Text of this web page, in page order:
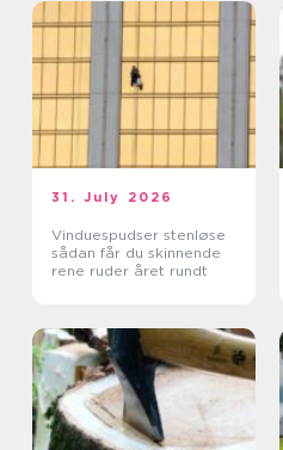
31. July 2026
Vinduespudser stenløse
sådan får du skinnende
rene ruder året rundt